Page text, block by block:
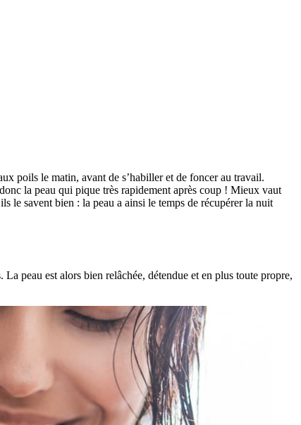
poils le matin, avant de s’habiller et de foncer au travail.
la peau qui pique très rapidement après coup ! Mieux vaut
le savent bien : la peau a ainsi le temps de récupérer la nuit
peau est alors bien relâchée, détendue et en plus toute propre,